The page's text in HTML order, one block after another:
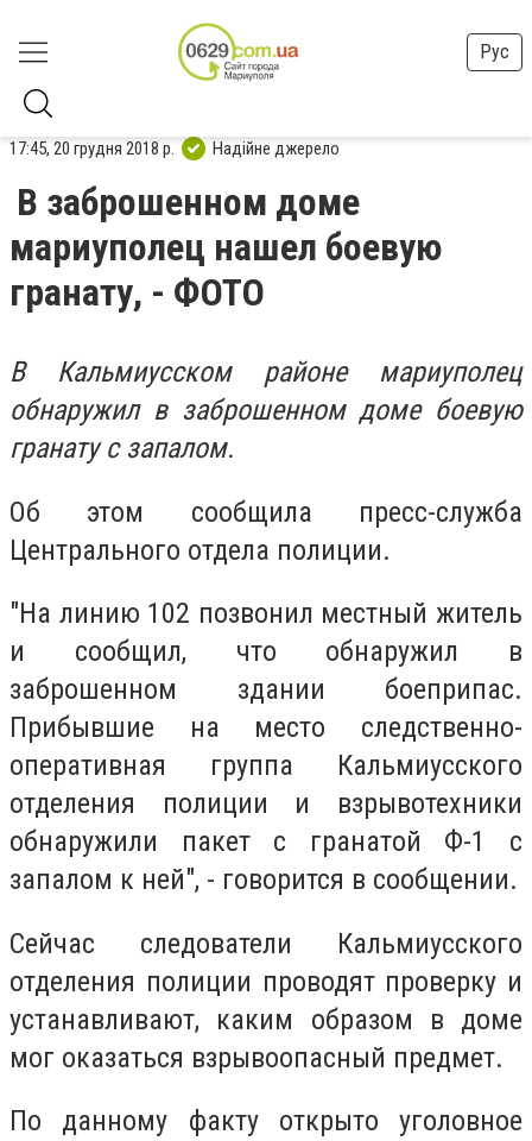
Рус
17:45, 20 грудня 2018 р. Надійне джерело
В заброшенном доме
мариуполец нашел боевую
гранату, - ФОТО
В Кальмиусском районе мариуполец
обнаружил в заброшенном доме боевую
гранату с запалом.
Об этом сообщила пресс-служба
Центрального отдела полиции.
"На линию 102 позвонил местный житель
и сообщил, что обнаружил в
заброшенном здании боеприпас.
Прибывшие на место следственно-
оперативная группа Кальмиусского
отделения полиции и взрывотехники
обнаружили пакет с гранатой Ф-1 с
запалом к ​​ней", - говорится в сообщении.
Сейчас следователи Кальмиусского
отделения полиции проводят проверку и
устанавливают, каким образом в доме
мог оказаться взрывоопасный предмет.
По данному факту открыто уголовное